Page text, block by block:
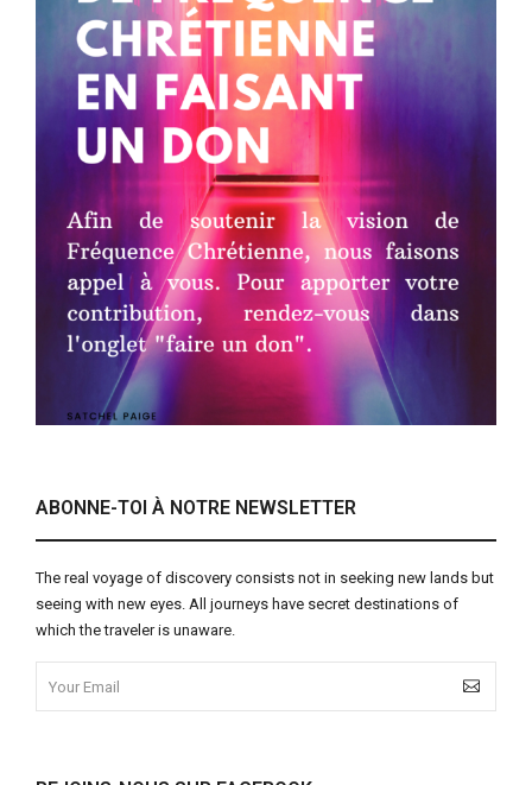
ABONNE-TOI À NOTRE NEWSLETTER
The real voyage of discovery consists not in seeking new lands but
seeing with new eyes. All journeys have secret destinations of
which the traveler is unaware.